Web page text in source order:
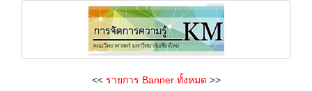
<< รายการ Banner ทั้งหมด >>